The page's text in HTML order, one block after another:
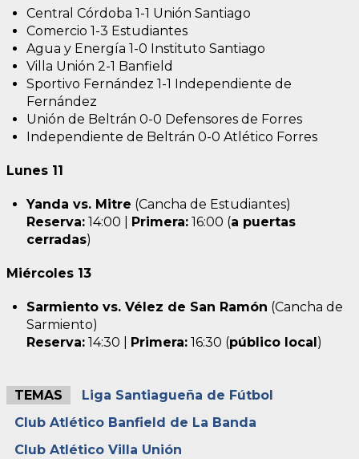
Central Córdoba 1-1 Unión Santiago
Comercio 1-3 Estudiantes
Agua y Energía 1-0 Instituto Santiago
Villa Unión 2-1 Banfield
Sportivo Fernández 1-1 Independiente de
Fernández
Unión de Beltrán 0-0 Defensores de Forres
Independiente de Beltrán 0-0 Atlético Forres
Lunes 11
Yanda vs. Mitre (Cancha de Estudiantes)
Reserva: 14:00 | Primera: 16:00 (a puertas
cerradas)
Miércoles 13
Sarmiento vs. Vélez de San Ramón (Cancha de
Sarmiento)
Reserva: 14:30 | Primera: 16:30 (público local)
TEMAS
Liga Santiagueña de Fútbol
Club Atlético Banfield de La Banda
Club Atlético Villa Unión